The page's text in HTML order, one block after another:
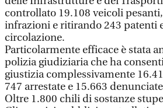
controllato 19.108 veicoli
infrazioni e ritirando 243 patenti
circolazione.
Particolarmente efficace è stata
polizia giudiziaria che ha
giustizia complessivamente
747 arrestate e 15.663
Oltre 1.800 chili di sostanze